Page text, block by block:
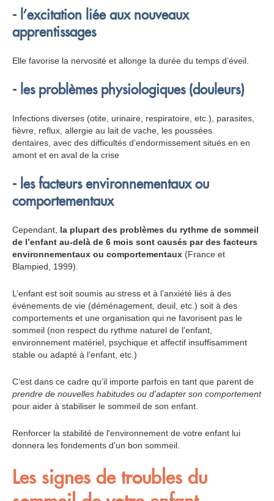
- l’excitation liée aux nouveaux
apprentissages
Elle favorise la nervosité et allonge la durée du temps d’éveil.
- les problèmes physiologiques (douleurs)
Infections diverses (otite, urinaire, respiratoire, etc.), parasites,
fièvre, reflux, allergie au lait de vache, les poussées
dentaires, avec des difficultés d’endormissement situés en en
amont et en aval de la crise
- les facteurs environnementaux ou
comportementaux
Cependant, la plupart des problèmes du rythme de sommeil
de l’enfant au-delà de 6 mois sont causés par des facteurs
environnementaux ou comportementaux (France et
Blampied, 1999).
L’enfant est soit soumis au stress et à l’anxiété liés à des
événements de vie (déménagement, deuil, etc.) soit à des
comportements et une organisation qui ne favorisent pas le
sommeil (non respect du rythme naturel de l’enfant,
environnement matériel, psychique et affectif insuffisamment
stable ou adapté à l’enfant, etc.)
C’est dans ce cadre qu’il importe parfois en tant que parent de
prendre de nouvelles habitudes ou d’adapter son comportement
pour aider à stabiliser le sommeil de son enfant.
Renforcer la stabilité de l'environnement de votre enfant lui
donnera les fondements d'un bon sommeil.
Les signes de troubles du